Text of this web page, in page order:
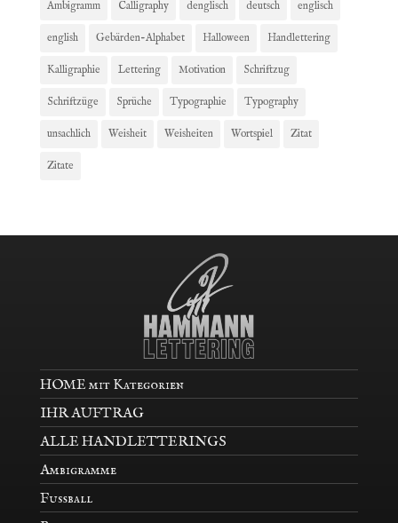
Ambigramm Calligraphy denglisch deutsch englisch
english Gebärden-Alphabet Halloween Handlettering
Kalligraphie Lettering Motivation Schriftzug
Schriftzüge Sprüche Typographie Typography
unsachlich Weisheit Weisheiten Wortspiel Zitat
Zitate
HOME mit Kategorien
IHR AUFTRAG
ALLE HANDLETTERINGS
Ambigramme
Fußball